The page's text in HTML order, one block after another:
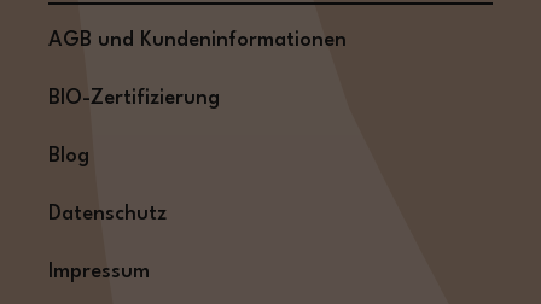
AGB und Kundeninformationen
BIO-Zertifizierung
Blog
Datenschutz
Impressum